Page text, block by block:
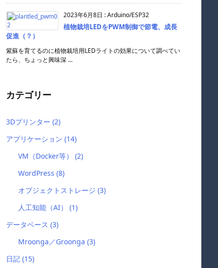
2023年6月8日 :Arduino/ESP32
植物栽培LEDをPWM制御で節電、成長
促進（？）
紫蘇を育てるのに植物栽培用LEDライトの効果について調べてい
たら、ちょっと興味深 ...
カテゴリー
3Dプリンター (2)
アプリケーション (14)
VM（Docker等）(2)
WordPress(8)
オブジェクトストレージ(3)
人工知能（AI）(1)
データベース (3)
Mroonga／Groonga(3)
日記 (15)